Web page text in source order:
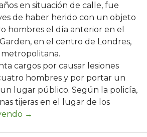
en situación de calle, fue
de haber herido con un objeto
hombres el día anterior en el
en el centro de Londres,
cargos por causar lesiones
hombres y por portar un
lugar público. Según la policía,
tijeras en el lugar de los